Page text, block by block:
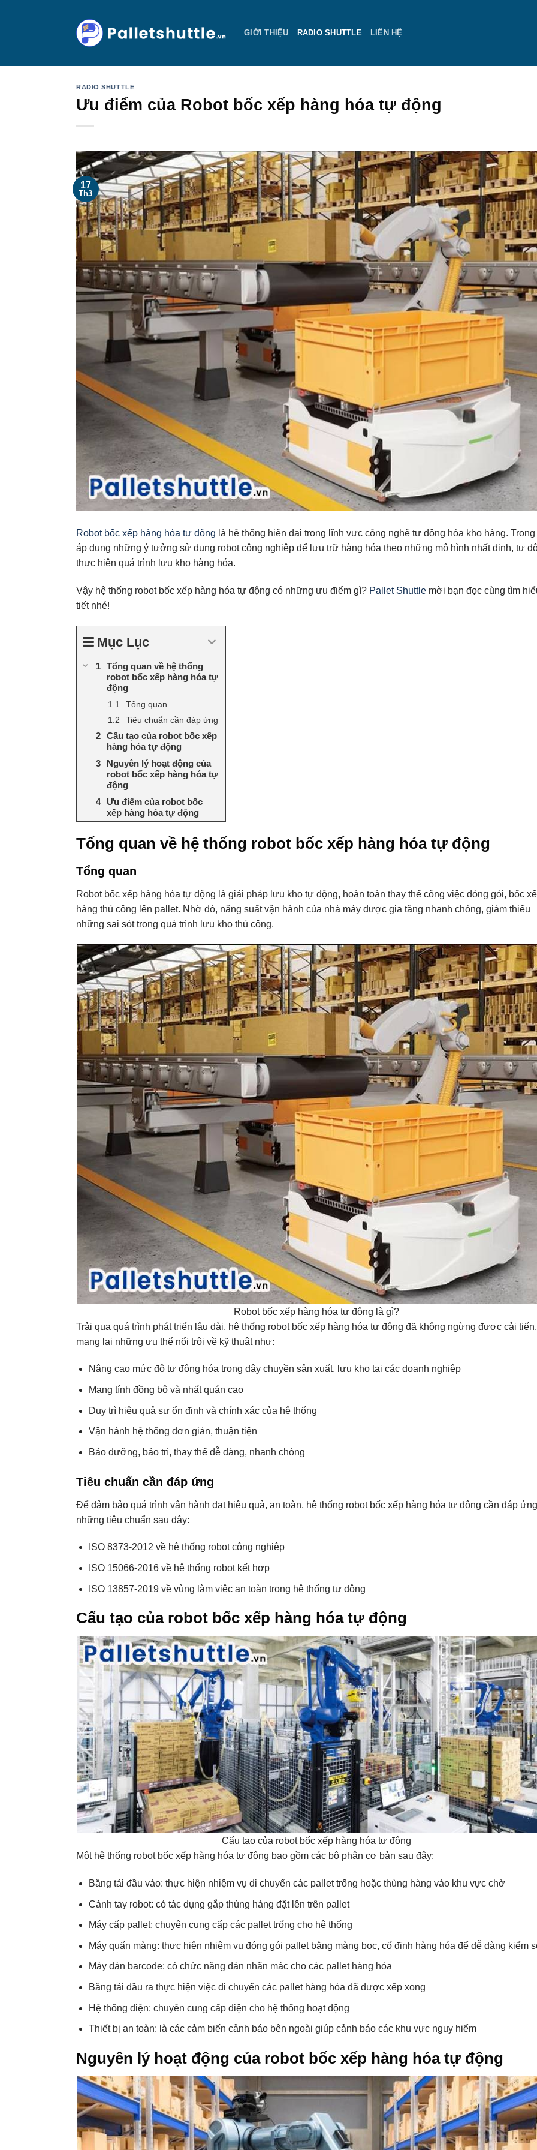
GIỚI THIỆU RADIO SHUTTLE LIÊN HỆ
RADIO SHUTTLE
Ưu điểm của Robot bốc xếp hàng hóa tự động
17
Th3
Robot bốc xếp hàng hóa tự động là hệ thống hiện đại trong lĩnh vực công nghệ tự động hóa kho hàng. Trong
áp dụng những ý tưởng sử dụng robot công nghiệp để lưu trữ hàng hóa theo những mô hình nhất định, tự
thực hiện quá trình lưu kho hàng hóa.
Vậy hệ thống robot bốc xếp hàng hóa tự động có những ưu điểm gì? Pallet Shuttle mời bạn đọc cùng tìm
tiết nhé!
Mục Lục
Tổng quan về hệ thống
robot bốc xếp hàng hóa tự
động
Tổng quan
Tiêu chuẩn cần đáp ứng
Cấu tạo của robot bốc xếp
hàng hóa tự động
Nguyên lý hoạt động của
robot bốc xếp hàng hóa tự
động
Ưu điểm của robot bốc
xếp hàng hóa tự động
Tổng quan về hệ thống robot bốc xếp hàng hóa tự động
Tổng quan
Robot bốc xếp hàng hóa tự động là giải pháp lưu kho tự động, hoàn toàn thay thế công việc đóng gói, bốc
hàng thủ công lên pallet. Nhờ đó, năng suất vận hành của nhà máy được gia tăng nhanh chóng, giảm thiểu
những sai sót trong quá trình lưu kho thủ công.
Robot bốc xếp hàng hóa tự động là gì?
Trải qua quá trình phát triển lâu dài, hệ thống robot bốc xếp hàng hóa tự động đã không ngừng được cải tiến,
mang lại những ưu thể nổi trội về kỹ thuật như:
Nâng cao mức độ tự động hóa trong dây chuyền sản xuất, lưu kho tại các doanh nghiệp
Mang tính đồng bộ và nhất quán cao
Duy trì hiệu quả sự ổn định và chính xác của hệ thống
Vận hành hệ thống đơn giản, thuận tiện
Bảo dưỡng, bảo trì, thay thế dễ dàng, nhanh chóng
Tiêu chuẩn cần đáp ứng
Để đảm bảo quá trình vận hành đạt hiệu quả, an toàn, hệ thống robot bốc xếp hàng hóa tự động cần đáp ứng
những tiêu chuẩn sau đây:
ISO 8373-2012 về hệ thống robot công nghiệp
ISO 15066-2016 về hệ thống robot kết hợp
ISO 13857-2019 về vùng làm việc an toàn trong hệ thống tự động
Cấu tạo của robot bốc xếp hàng hóa tự động
Cấu tạo của robot bốc xếp hàng hóa tự động
Một hệ thống robot bốc xếp hàng hóa tự động bao gồm các bộ phận cơ bản sau đây:
Băng tải đầu vào: thực hiện nhiệm vụ di chuyển các pallet trống hoặc thùng hàng vào khu vực chờ
Cánh tay robot: có tác dụng gắp thùng hàng đặt lên trên pallet
Máy cấp pallet: chuyên cung cấp các pallet trống cho hệ thống
Máy quấn màng: thực hiện nhiệm vụ đóng gói pallet bằng màng bọc, cố định hàng hóa để dễ dàng kiểm
Máy dán barcode: có chức năng dán nhãn mác cho các pallet hàng hóa
Băng tải đầu ra thực hiện việc di chuyển các pallet hàng hóa đã được xếp xong
Hệ thống điện: chuyên cung cấp điện cho hệ thống hoạt động
Thiết bị an toàn: là các cảm biến cảnh báo bên ngoài giúp cảnh báo các khu vực nguy hiểm
Nguyên lý hoạt động của robot bốc xếp hàng hóa tự động